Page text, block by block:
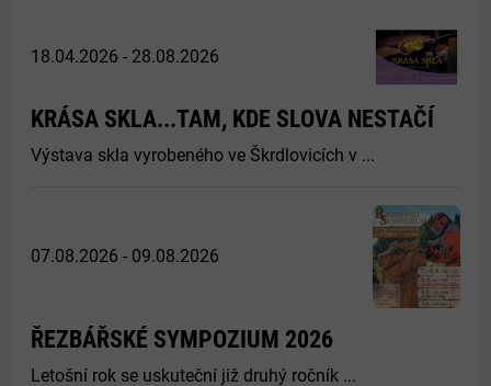
18.04.2026 - 28.08.2026
KRÁSA SKLA...TAM, KDE SLOVA NESTAČÍ
Výstava skla vyrobeného ve Škrdlovicích v ...
07.08.2026 - 09.08.2026
ŘEZBÁŘSKÉ SYMPOZIUM 2026
Letošní rok se uskuteční již druhý ročník ...